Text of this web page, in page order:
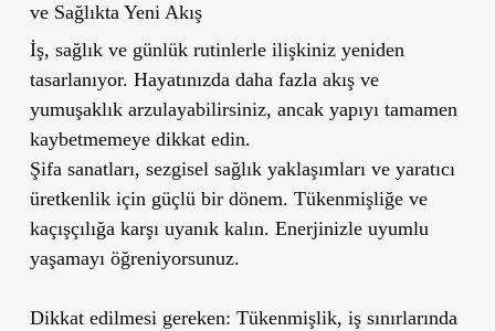
ve Sağlıkta Yeni Akış
İş, sağlık ve günlük rutinlerle ilişkiniz yeniden
tasarlanıyor. Hayatınızda daha fazla akış ve
yumuşaklık arzulayabilirsiniz, ancak yapıyı tamamen
kaybetmemeye dikkat edin.
Şifa sanatları, sezgisel sağlık yaklaşımları ve yaratıcı
üretkenlik için güçlü bir dönem. Tükenmişliğe ve
kaçışçılığa karşı uyanık kalın. Enerjinizle uyumlu
yaşamayı öğreniyorsunuz.
Dikkat edilmesi gereken: Tükenmişlik, iş sınırlarında